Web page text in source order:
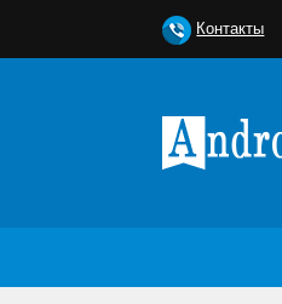
Контакты